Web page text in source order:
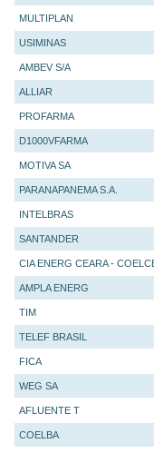
MULTIPLAN
USIMINAS
AMBEV S/A
ALLIAR
PROFARMA
D1000VFARMA
MOTIVA SA
PARANAPANEMA S.A.
INTELBRAS
SANTANDER
CIA ENERG CEARA -
AMPLA ENERG
TIM
TELEF BRASIL
FICA
WEG SA
AFLUENTE T
COELBA